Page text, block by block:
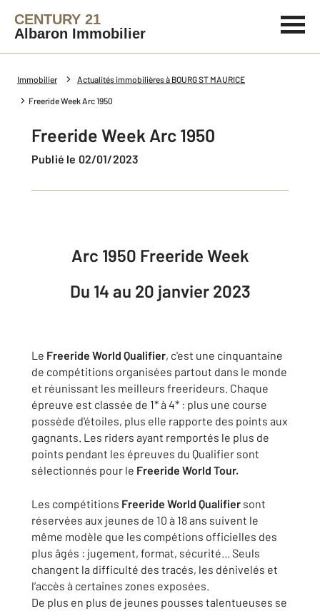
CENTURY 21
Albaron Immobilier
Immobilier Actualités immobilières à BOURG ST MAURICE
Freeride Week Arc 1950
Freeride Week Arc 1950
Publié le 02/01/2023
Arc 1950 Freeride Week
Du 14 au 20 janvier 2023
Le Freeride World Qualifier, c'est une cinquantaine
de compétitions organisées partout dans le monde
et réunissant les meilleurs freerideurs. Chaque
épreuve est classée de 1* à 4* : plus une course
possède d'étoiles, plus elle rapporte des points aux
gagnants. Les riders ayant remportés le plus de
points pendant les épreuves du Qualifier sont
sélectionnés pour le Freeride World Tour.
Les compétitions Freeride World Qualifier sont
réservées aux jeunes de 10 à 18 ans suivent le
même modèle que les compétions officielles des
plus âgés : jugement, format, sécurité... Seuls
changent la difficulté des tracés, les dénivelés et
l’accès à certaines zones exposées.
De plus en plus de jeunes pousses talentueuses se